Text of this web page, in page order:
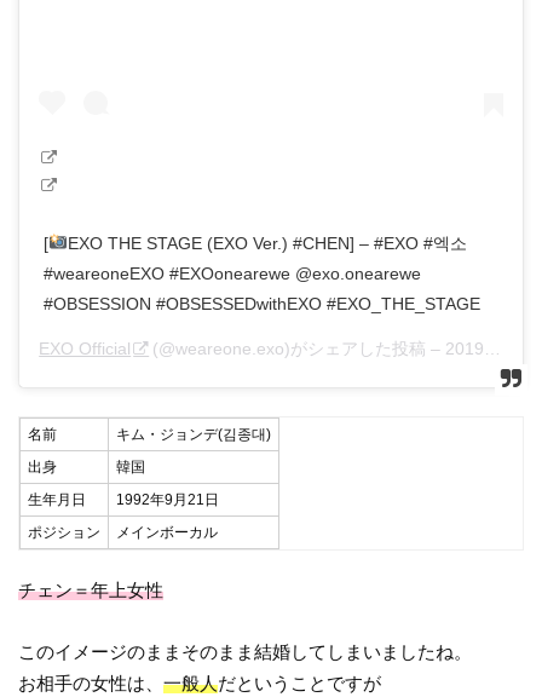
[
EXO THE STAGE (EXO Ver.) #CHEN] – #EXO #엑소
#weareoneEXO #EXOonearewe @exo.onearewe
#OBSESSION #OBSESSEDwithEXO #EXO_THE_STAGE
EXO Official (@weareone.exo)がシェアした投稿 – 2019年12月月4日午前1時01分PST
名前
キム・ジョンデ(김종대)
出身
韓国
生年月日
1992年9月21日
ポジション
メインボーカル
チェン＝年上女性
このイメージのままそのまま結婚してしまいましたね。
お相手の女性は、一般人だということですが